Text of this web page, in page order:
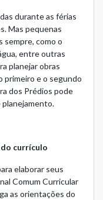
durante as férias
Mas pequenas
sempre, como o
entre outras
planejar obras
primeiro e o segundo
dos Prédios pode
planejamento.
currículo
elaborar seus
Comum Curricular
as orientações do